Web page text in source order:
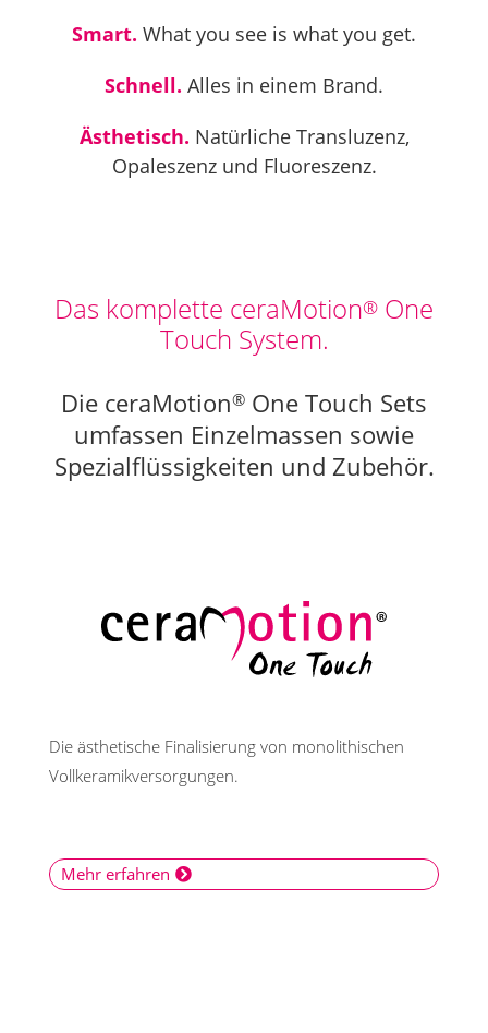
Smart. What you see is what you get.
Schnell. Alles in einem Brand.
Ästhetisch. Natürliche Transluzenz,
Opaleszenz und Fluoreszenz.
Das komplette ceraMotion® One
Touch System.
Die ceraMotion® One Touch Sets
umfassen Einzelmassen sowie
Spezialflüssigkeiten und Zubehör.
Die ästhetische Finalisierung von monolithischen
Vollkeramikversorgungen.
Mehr erfahren